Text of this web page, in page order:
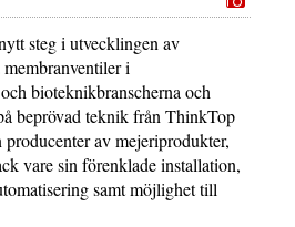
steg i utvecklingen av
i
bioteknikbranscherna och
beprövad teknik från ThinkTop
av mejeriprodukter,
vare sin förenklade installation,
samt möjlighet till